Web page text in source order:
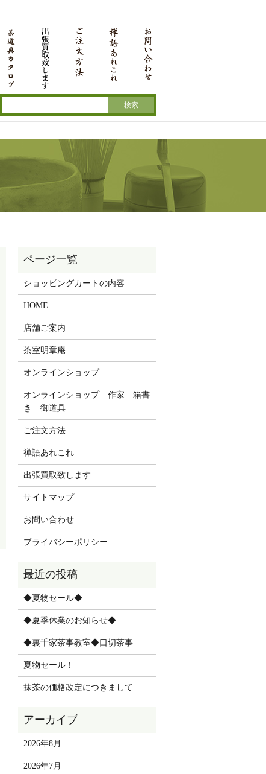
ショッピングカートの内容
HOME
店舗ご案内
茶室明章庵
オンラインショップ
オンラインショップ 作家 箱書
き 御道具
ご注文方法
禅語あれこれ
出張買取致します
サイトマップ
お問い合わせ
プライバシーポリシー
◆夏物セール◆
◆夏季休業のお知らせ◆
◆裏千家茶事教室◆口切茶事
夏物セール！
抹茶の価格改定につきまして
2026年8月
2026年7月